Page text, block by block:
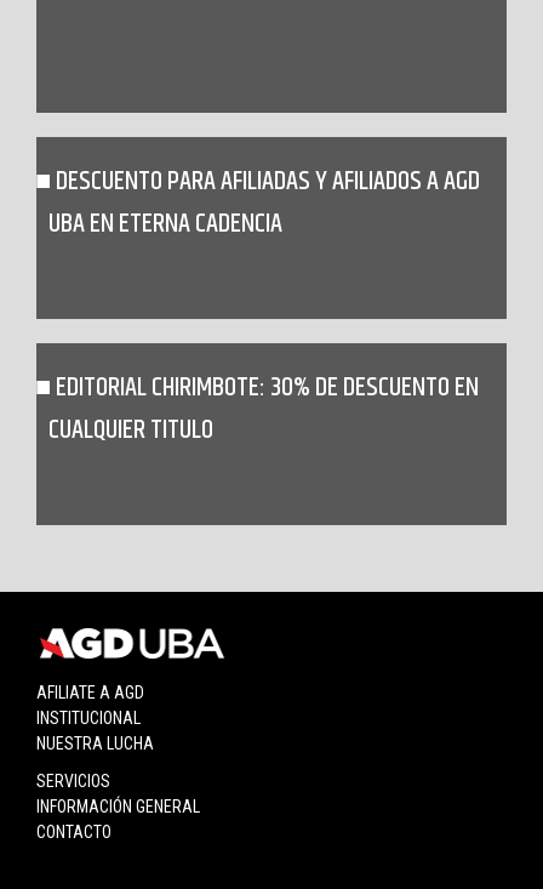
DESCUENTO PARA AFILIADAS Y AFILIADOS A AGD
UBA EN ETERNA CADENCIA
EDITORIAL CHIRIMBOTE: 30% DE DESCUENTO EN
CUALQUIER TITULO
AFILIATE A AGD
INSTITUCIONAL
NUESTRA LUCHA
SERVICIOS
INFORMACIÓN GENERAL
CONTACTO